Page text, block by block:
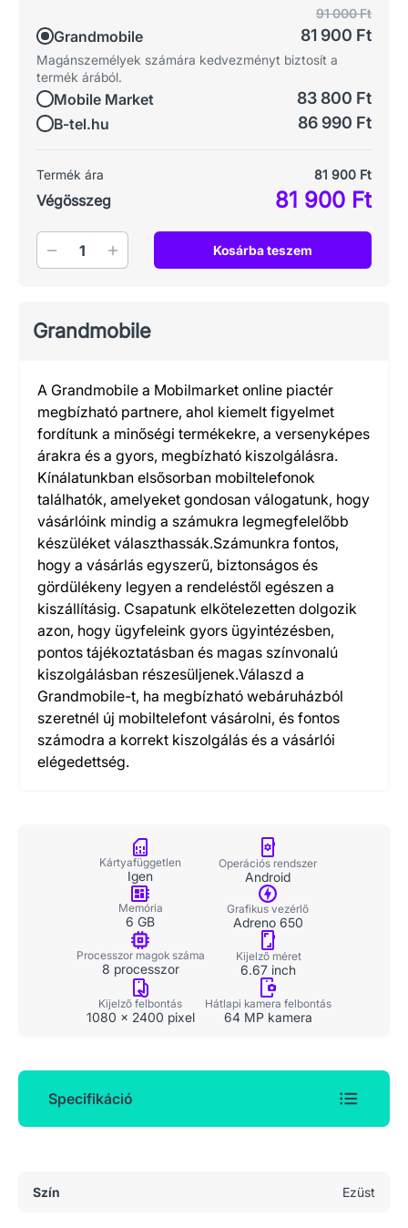
Grandmobile
91 000 Ft
81 900 Ft
Magánszemélyek számára kedvezményt biztosít a
termék árából.
Mobile Market 83 800 Ft
B-tel.hu 86 990 Ft
Termék ára 81 900 Ft
Végösszeg 81 900 Ft
Mennyiség Kosárba teszem
Grandmobile
A Grandmobile a Mobilmarket online piactér
megbízható partnere, ahol kiemelt figyelmet
fordítunk a minőségi termékekre, a versenyképes
árakra és a gyors, megbízható kiszolgálásra.
Kínálatunkban elsősorban mobiltelefonok
találhatók, amelyeket gondosan válogatunk, hogy
vásárlóink mindig a számukra legmegfelelőbb
készüléket választhassák.Számunkra fontos,
hogy a vásárlás egyszerű, biztonságos és
gördülékeny legyen a rendeléstől egészen a
kiszállításig. Csapatunk elkötelezetten dolgozik
azon, hogy ügyfeleink gyors ügyintézésben,
pontos tájékoztatásban és magas színvonalú
kiszolgálásban részesüljenek.Válaszd a
Grandmobile-t, ha megbízható webáruházból
szeretnél új mobiltelefont vásárolni, és fontos
számodra a korrekt kiszolgálás és a vásárlói
elégedettség.
Kártyafüggetlen
Igen
Operációs rendszer
Android
Memória
6 GB
Grafikus vezérlő
Adreno 650
Processzor magok száma
8 processzor
Kijelző méret
6.67 inch
Kijelző felbontás
1080 x 2400 pixel
Hátlapi kamera felbontás
64 MP kamera
Specifikáció
Szín Ezüst